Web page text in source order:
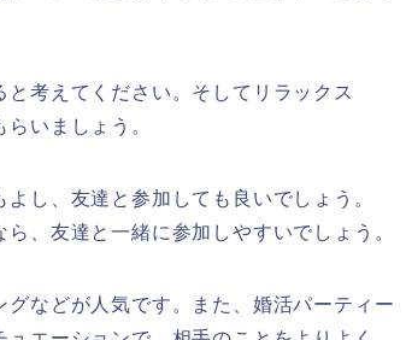
考えてください。そしてリラックス
いましょう。
し、友達と参加しても良いでしょう。
、友達と一緒に参加しやすいでしょう。
などが人気です。また、婚活パーティー